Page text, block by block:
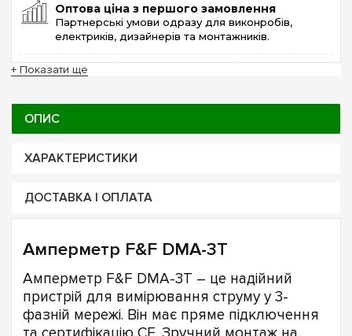
Оптова ціна з першого замовлення
Партнерські умови одразу для виконробів,
електриків, дизайнерів та монтажників.
+ Показати ще
ОПИС
ХАРАКТЕРИСТИКИ
ДОСТАВКА І ОПЛАТА
Амперметр F&F DMA-3T
Амперметр F&F DMA-3T – це надійний
пристрій для вимірювання струму у 3-
фазній мережі. Він має пряме підключення